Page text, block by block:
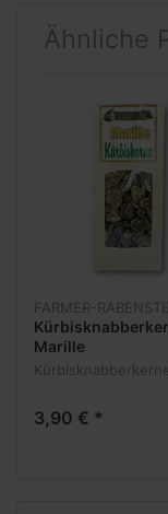
Ähnliche
FARMER-
Marille
3,90 € *